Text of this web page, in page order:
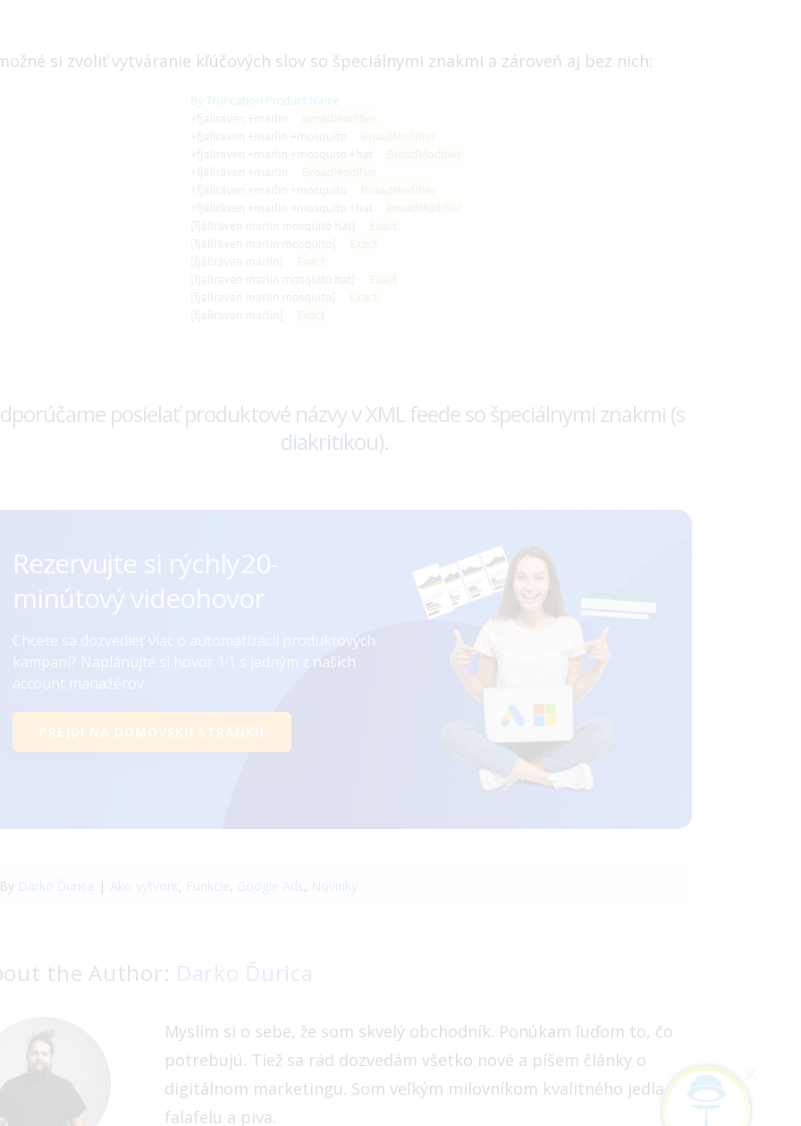
si zvoliť vytváranie kľúčových slov so špeciálnymi znakmi a zároveň aj bez nich:
posielať produktové názvy v XML feede so špeciálnymi znakmi (s
diakritikou).
Rezervujte si rýchly ㅤㅤㅤㅤ20-
minútový videohovor
Chcete sa dozvedieť viac o automatizácii produktových
kampaní? Naplánujte si hovor 1:1 s jedným z našich
account manažérov.
PREJDI NA DOMOVSKÚ STRÁNKU
By Darko Ďurica | Ako vytvoriť , Funkcie, Google Ads, Novinky
the Author: Darko Ďurica
Myslím si o sebe, že som skvelý obchodník. Ponúkam ľuďom to, čo
potrebujú. Tiež sa rád dozvedám všetko nové a píšem články o
digitálnom marketingu. Som veľkým milovníkom kvalitného jedla,
falafelu a piva.